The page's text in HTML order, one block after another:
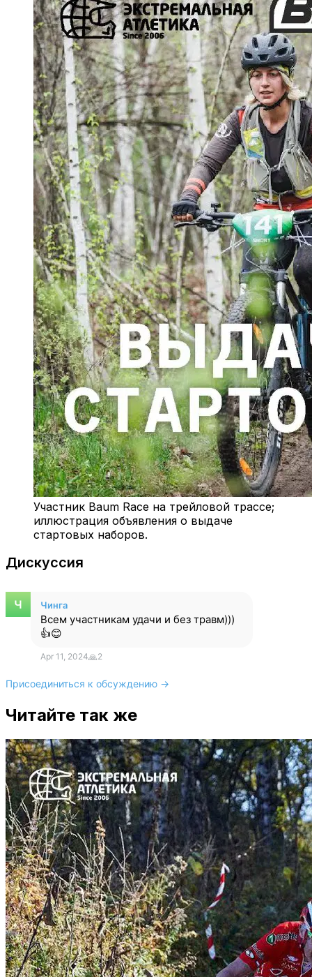
Участник Baum Race на трейловой трассе;
иллюстрация объявления о выдаче
стартовых наборов.
Дискуссия
Чинга
Всем участникам удачи и без травм)))
👍😊
Apr 11, 2024🙏2
Присоединиться к обсуждению →
Читайте так же